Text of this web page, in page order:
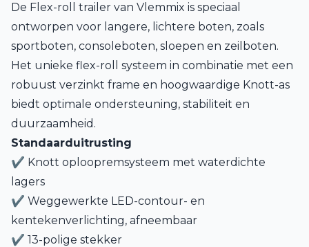
De Flex-roll trailer van Vlemmix is speciaal
ontworpen voor langere, lichtere boten, zoals
sportboten, consoleboten, sloepen en zeilboten.
Het unieke flex-roll systeem in combinatie met een
robuust verzinkt frame en hoogwaardige Knott-as
biedt optimale ondersteuning, stabiliteit en
duurzaamheid.
Standaarduitrusting
✔ Knott oploopremsysteem met waterdichte
lagers
✔ Weggewerkte LED-contour- en
kentekenverlichting, afneembaar
✔ 13-polige stekker